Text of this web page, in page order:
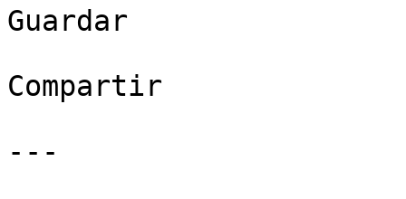
Guardar
Compartir
---